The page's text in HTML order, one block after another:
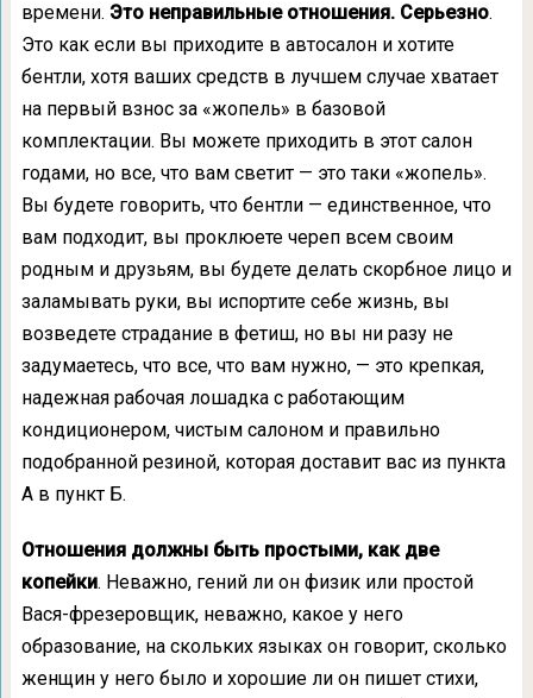
времени. Это неправильные отношения. Серьезно.
Это как если вы приходите в автосалон и хотите
бентли, хотя ваших средств в лучшем случае хватает
на первый взнос за «жопель» в базовой
комплектации. Вы можете приходить в этот салон
годами, но все, что вам светит — это таки «жопель».
Вы будете говорить, что бентли — единственное, что
вам подходит, вы проклюете череп всем своим
родным и друзьям, вы будете делать скорбное лицо и
заламывать руки, вы испортите себе жизнь, вы
возведете страдание в фетиш, но вы ни разу не
задумаетесь, что все, что вам нужно, — это крепкая,
надежная рабочая лошадка с работающим
кондиционером, чистым салоном и правильно
подобранной резиной, которая доставит вас из пункта
А в пункт Б.
Отношения должны быть простыми, как две
копейки. Неважно, гений ли он физик или простой
Вася-фрезеровщик, неважно, какое у него
образование, на скольких языках он говорит, сколько
женщин у него было и хорошие ли он пишет стихи,